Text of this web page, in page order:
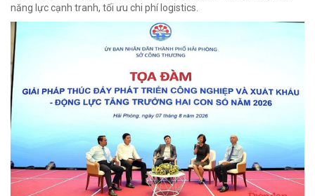
năng lực cạnh tranh, tối ưu chi phí logistics.